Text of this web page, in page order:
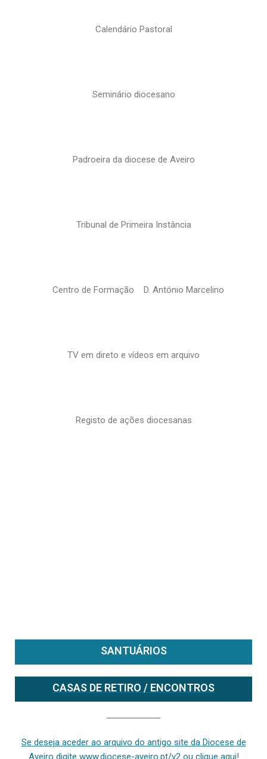
Calendário Pastoral
Seminário diocesano
Padroeira da diocese de Aveiro
Tribunal de Primeira Instância
Centro de Formação D. António Marcelino
TV em direto e vídeos em arquivo
Registo de ações diocesanas
SANTUÁRIOS
CASAS DE RETIRO / ENCONTROS
Se deseja aceder ao arquivo do antigo site da Diocese de
Aveiro digite www.diocese-aveiro.pt/v2 ou clique aqui!